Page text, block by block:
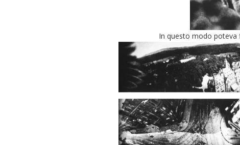
In questo modo